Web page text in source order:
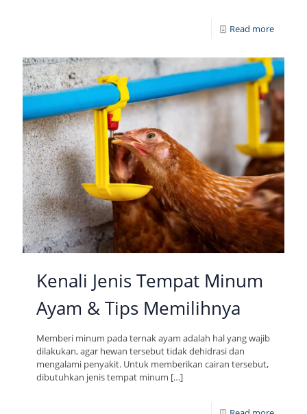
Read more
Kenali Jenis Tempat Minum
Ayam & Tips Memilihnya
Memberi minum pada ternak ayam adalah hal yang wajib
dilakukan, agar hewan tersebut tidak dehidrasi dan
mengalami penyakit. Untuk memberikan cairan tersebut,
dibutuhkan jenis tempat minum […]